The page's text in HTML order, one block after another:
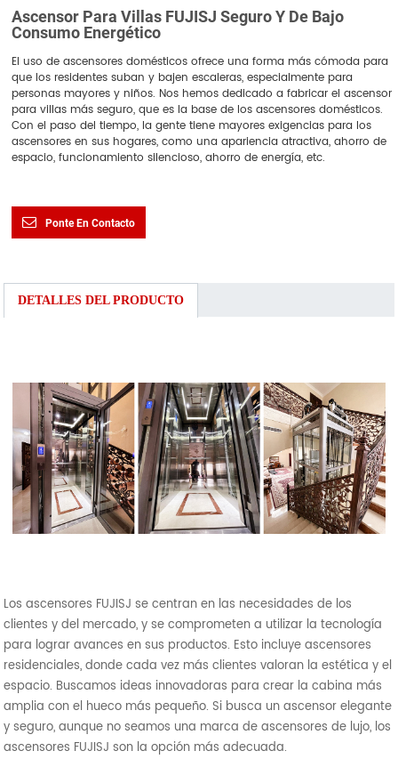
Ascensor Para Villas FUJISJ Seguro Y De Bajo
Consumo Energético
El uso de ascensores domésticos ofrece una forma más cómoda para
que los residentes suban y bajen escaleras, especialmente para
personas mayores y niños. Nos hemos dedicado a fabricar el ascensor
para villas más seguro, que es la base de los ascensores domésticos.
Con el paso del tiempo, la gente tiene mayores exigencias para los
ascensores en sus hogares, como una apariencia atractiva, ahorro de
espacio, funcionamiento silencioso, ahorro de energía, etc.
Ponte En Contacto
DETALLES DEL PRODUCTO
Los ascensores FUJISJ se centran en las necesidades de los
clientes y del mercado, y se comprometen a utilizar la tecnología
para lograr avances en sus productos. Esto incluye ascensores
residenciales, donde cada vez más clientes valoran la estética y el
espacio. Buscamos ideas innovadoras para crear la cabina más
amplia con el hueco más pequeño. Si busca un ascensor elegante
y seguro, aunque no seamos una marca de ascensores de lujo, los
ascensores FUJISJ son la opción más adecuada.